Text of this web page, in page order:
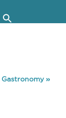
Gastronomy»